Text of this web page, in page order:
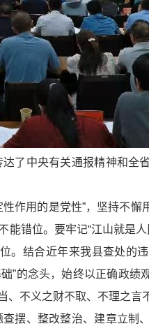
了中央有关通报精神和全
作用的是党性”，坚持不
错位。要牢记“江山就是
。结合近年来我县查处的
”的念头，始终以正确政
不义之财不取、不理之言
摆、整改整治、建章立制